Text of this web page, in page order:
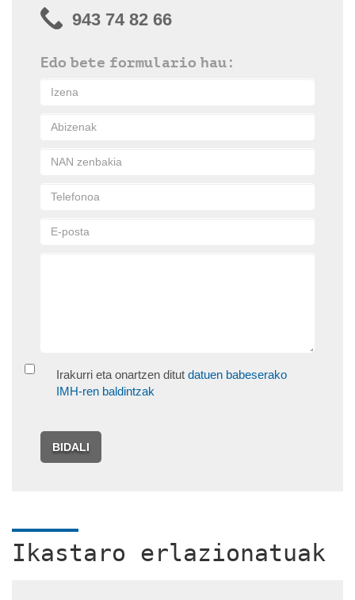
943 74 82 66
Edo bete formulario hau:
Irakurri eta onartzen ditut datuen babeserako
IMH-ren baldintzak
BIDALI
Ikastaro erlazionatuak